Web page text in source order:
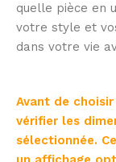
quelle pièce en
votre style et
dans votre vie
Avant de
vérifier les
sélectionnée.